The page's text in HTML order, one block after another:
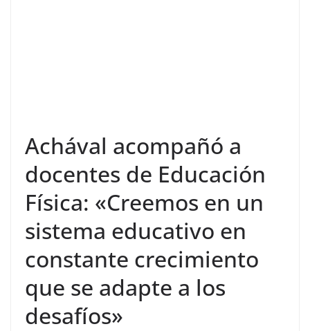
Achával acompañó a
docentes de Educación
Física: «Creemos en un
sistema educativo en
constante crecimiento
que se adapte a los
desafíos»